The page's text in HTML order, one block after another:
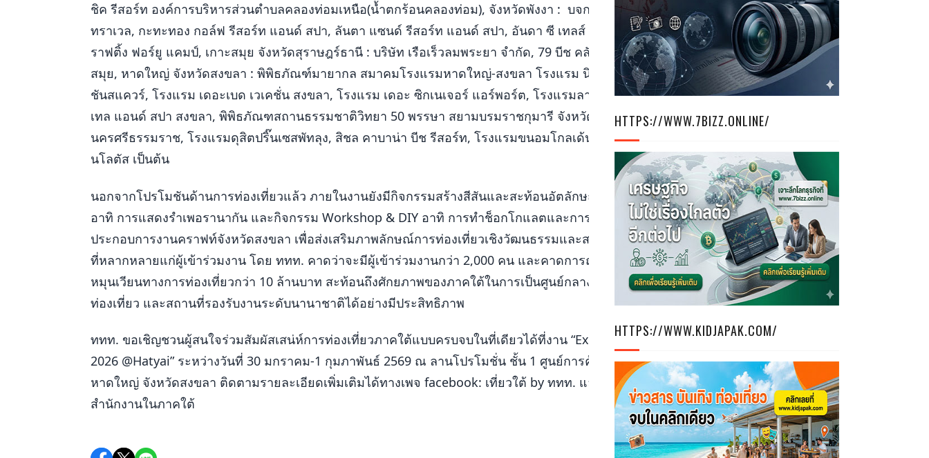
ชิค รีสอร์ท องค์การบริหารส่วนตําบลคลองท่อมเหนือ(นํ้าตกร้อนคลองท่อม), จังหวัดพังงา : บจก.บียอน อันดามัน
ทราเวล, กะทะทอง กอล์ฟ รีสอร์ท แอนด์ สปา, ลันตา แซนด์ รีสอร์ท แอนด์ สปา, อันดา ซี เทลส์ รีสอร์ท, เบสท์
ราฟติ้ง ฟอร์ยู แคมป์, เกาะสมุย จังหวัดสุราษฎร์ธานี : บริษัท เรือเร็วลมพระยา จํากัด, 79 บีช คลับ แอนด์ รีสอร์ท
สมุย, หาดใหญ่ จังหวัดสงขลา : พิพิธภัณฑ์มายากล สมาคมโรงแรมหาดใหญ่-สงขลา โรงแรม นิวซีซัน และ นิวซี่
ชันสแควร์, โรงแรม เดอะเบด เวเคชั่น สงขลา, โรงแรม เดอะ ซิกเนเจอร์ แอร์พอร์ต, โรงแรมลากูน่า แกรนด์ โฮ
เทล แอนด์ สปา สงขลา, พิพิธภัณฑสถานธรรมชาติวิทยา 50 พรรษา สยามบรมราชกุมารี จังหวัด
นครศรีธรรมราช, โรงแรมดุสิตปริ๊นเซสพัทลุง, สิชล คาบาน่า บีช รีสอร์ท, โรงแรมขนอมโกลเด้นบีช, โรงแรมทวิ
นโลตัส เป็นต้น
นอกจากโปรโมชันด้านการท่องเที่ยวแล้ว ภายในงานยังมีกิจกรรมสร้างสีสันและสะท้อนอัตลักษณ์วัฒนธรรมใต้
อาทิ การแสดงรำเพอรานากัน และกิจกรรม Workshop & DIY อาทิ การทำช็อกโกแลตและการร้อยลูกปัดจากผู้
ประกอบการงานคราฟท์จังหวัดสงขลา เพื่อส่งเสริมภาพลักษณ์การท่องเที่ยวเชิงวัฒนธรรมและสร้างประสบการณ์
ที่หลากหลายแก่ผู้เข้าร่วมงาน โดย ททท. คาดว่าจะมีผู้เข้าร่วมงานกว่า 2,000 คน และคาดการณ์รายได้
หมุนเวียนทางการท่องเที่ยวกว่า 10 ล้านบาท สะท้อนถึงศักยภาพของภาคใต้ในการเป็นศูนย์กลางเศรษฐกิจ การ
ท่องเที่ยว และสถานที่รองรับงานระดับนานาชาติได้อย่างมีประสิทธิภาพ
ททท. ขอเชิญชวนผู้สนใจร่วมสัมผัสเสน่ห์การท่องเที่ยวภาคใต้แบบครบจบในที่เดียวได้ที่งาน “Expat Travel Fair
2026 @Hatyai” ระหว่างวันที่ 30 มกราคม-1 กุมภาพันธ์ 2569 ณ ลานโปรโมชั่น ชั้น 1 ศูนย์การค้าเซ็นทรัล
หาดใหญ่ จังหวัดสงขลา ติดตามรายละเอียดเพิ่มเติมได้ทางเพจ facebook: เที่ยวใต้ by ททท. และ เพจของ ททท.
สำนักงานในภาคใต้
HTTPS://WWW.7BIZZ.ONLINE/
HTTPS://WWW.KIDJAPAK.COM/